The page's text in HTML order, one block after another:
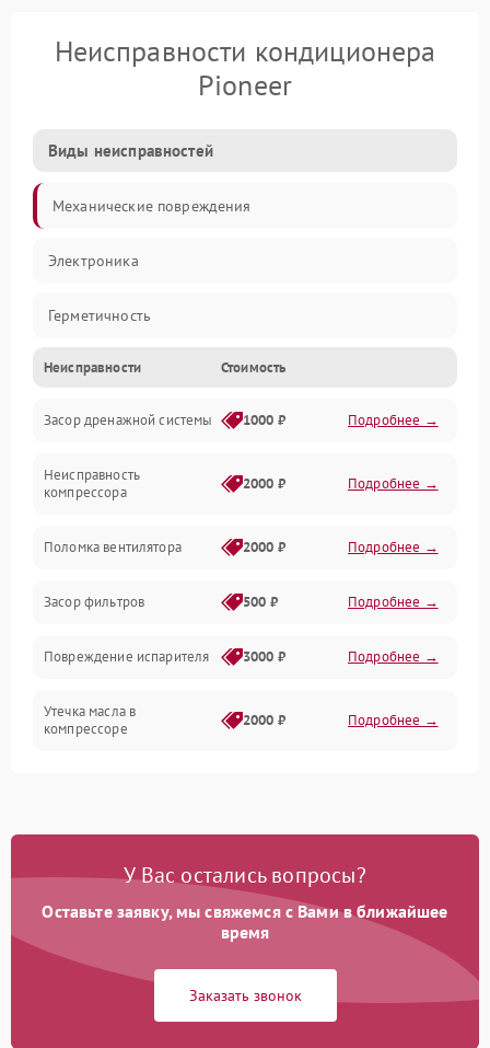
Неисправности кондиционера
Pioneer
Виды неисправностей
Механические повреждения
Электроника
Герметичность
Механика
Управление
Электропитание
Неисправности Стоимость
Засор дренажной системы 1000 ₽ Подробнее →
Неисправность
компрессора
2000 ₽ Подробнее →
Поломка вентилятора 2000 ₽ Подробнее →
Засор фильтров 500 ₽ Подробнее →
Повреждение испарителя 3000 ₽ Подробнее →
Утечка масла в
компрессоре
2000 ₽ Подробнее →
четырехходового клапана
Подробнее →
1500 ₽ Подробнее →
1000 ₽ Подробнее →
У Вас остались вопросы?
Оставьте заявку, мы свяжемся с Вами в ближайшее
время
Заказать звонок